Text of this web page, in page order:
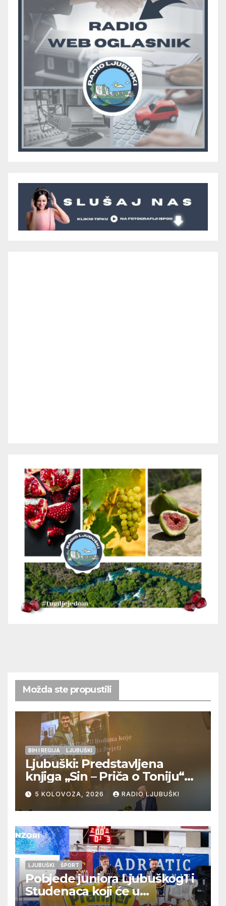
Možda ste propustili
BIH I REGIJA LJUBUŠKI
Ljubuški: Predstavljena
knjiga „Sin – Priča o Toniju“
dr. sc. Zdenka Hercega
5 KOLOVOZA, 2026 RADIO LJUBUŠKI
LJUBUŠKI ŠPORT
Pobjede juniora Ljubuškog1 i
Studenaca koji će u